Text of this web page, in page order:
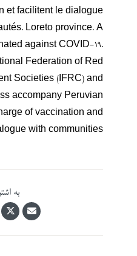
et facilitent le dialogue
Loreto province. A
against COVID-19.
Federation of Red
Societies (IFRC) and
accompany Peruvian
of vaccination and
with communities.
به